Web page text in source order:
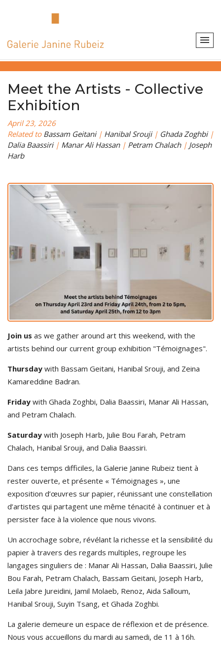
Meet the Artists - Collective
Exhibition
April 23, 2026
Related to Bassam Geitani| Hanibal Srouji| Ghada Zoghbi|
Dalia Baassiri| Manar Ali Hassan| Petram Chalach| Joseph
Harb
Join us as we gather around art this weekend, with the
artists behind our current group exhibition "Témoignages".
Thursday with Bassam Geitani, Hanibal Srouji, and Zeina
Kamareddine Badran.
Friday with Ghada Zoghbi, Dalia Baassiri, Manar Ali Hassan,
and Petram Chalach.
Saturday with Joseph Harb, Julie Bou Farah, Petram
Chalach, Hanibal Srouji, and Dalia Baassiri.
Dans ces temps difficiles, la Galerie Janine Rubeiz tient à
rester ouverte, et présente « Témoignages », une
exposition d’œuvres sur papier, réunissant une constellation
d’artistes qui partagent une même ténacité à continuer et à
persister face à la violence que nous vivons.
Un accrochage sobre, révélant la richesse et la sensibilité du
papier à travers des regards multiples, regroupe les
langages singuliers de : Manar Ali Hassan, Dalia Baassiri, Julie
Bou Farah, Petram Chalach, Bassam Geitani, Joseph Harb,
Leila Jabre Jureidini, Jamil Molaeb, Renoz, Aida Salloum,
Hanibal Srouji, Suyin Tsang, et Ghada Zoghbi.
La galerie demeure un espace de réflexion et de présence.
Nous vous accueillons du mardi au samedi, de 11 à 16h.